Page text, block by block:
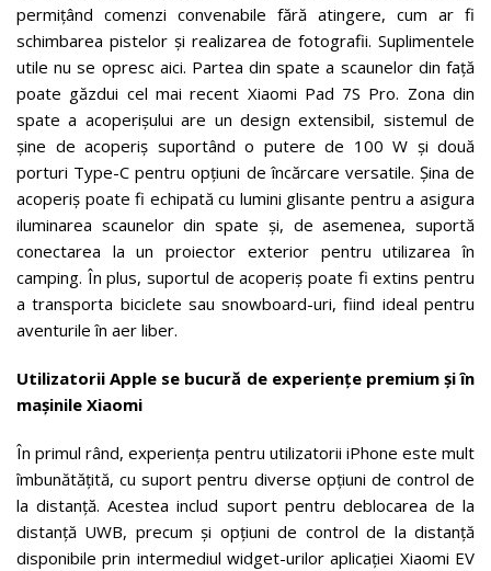
permițând comenzi convenabile fără atingere, cum ar fi
schimbarea pistelor și realizarea de fotografii. Suplimentele
utile nu se opresc aici. Partea din spate a scaunelor din față
poate găzdui cel mai recent Xiaomi Pad 7S Pro. Zona din
spate a acoperișului are un design extensibil, sistemul de
șine de acoperiș suportând o putere de 100 W și două
porturi Type-C pentru opțiuni de încărcare versatile. Șina de
acoperiș poate fi echipată cu lumini glisante pentru a asigura
iluminarea scaunelor din spate și, de asemenea, suportă
conectarea la un proiector exterior pentru utilizarea în
camping. În plus, suportul de acoperiș poate fi extins pentru
a transporta biciclete sau snowboard-uri, fiind ideal pentru
aventurile în aer liber.
Utilizatorii Apple se bucură de experiențe premium și în
mașinile Xiaomi
În primul rând, experiența pentru utilizatorii iPhone este mult
îmbunătățită, cu suport pentru diverse opțiuni de control de
la distanță. Acestea includ suport pentru deblocarea de la
distanță UWB, precum și opțiuni de control de la distanță
disponibile prin intermediul widget-urilor aplicației Xiaomi EV